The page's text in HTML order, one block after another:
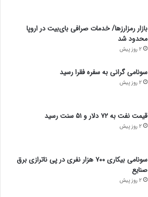
بازار رمزارزها/ خدمات صرافی بای‌بیت در اروپا
محدود شد
2 روز پیش
سونامی گرانی به سفره فقرا رسید
2 روز پیش
قیمت نفت به ۷۲ دلار و ۵۱ سنت رسید
2 روز پیش
سونامی بیکاری ۷۰۰ هزار نفری در پی ناترازی برق
صنایع
2 روز پیش